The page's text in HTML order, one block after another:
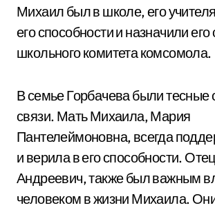
Михаил был в школе, его
его способности и назначили
школьного комитета комсомола.
В семье Горбачева были
связи. Мать Михаила, Мария
Пантелеймоновна, всегда
и верила в его способности.
Андреевич, также был важным
человеком в жизни Михаила.